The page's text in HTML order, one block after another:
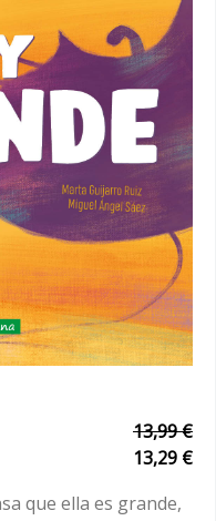
13,99 €
13,29 €
que ella es grande,